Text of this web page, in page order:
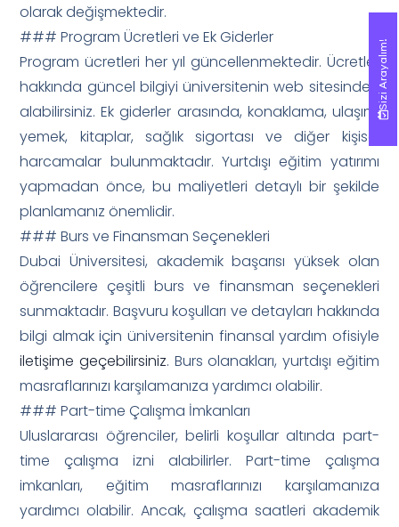
olarak değişmektedir.
### Program Ücretleri ve Ek Giderler
Program ücretleri her yıl güncellenmektedir. Ücretler
hakkında güncel bilgiyi üniversitenin web sitesinden
alabilirsiniz. Ek giderler arasında, konaklama, ulaşım,
yemek, kitaplar, sağlık sigortası ve diğer kişisel
harcamalar bulunmaktadır. Yurtdışı eğitim yatırımı
yapmadan önce, bu maliyetleri detaylı bir şekilde
planlamanız önemlidir.
### Burs ve Finansman Seçenekleri
Dubai Üniversitesi, akademik başarısı yüksek olan
öğrencilere çeşitli burs ve finansman seçenekleri
sunmaktadır. Başvuru koşulları ve detayları hakkında
bilgi almak için üniversitenin finansal yardım ofisiyle
iletişime geçebilirsiniz. Burs olanakları, yurtdışı eğitim
masraflarınızı karşılamanıza yardımcı olabilir.
### Part-time Çalışma İmkanları
Uluslararası öğrenciler, belirli koşullar altında part-
time çalışma izni alabilirler. Part-time çalışma
imkanları, eğitim masraflarınızı karşılamanıza
yardımcı olabilir. Ancak, çalışma saatleri akademik
Sizi Arayalım!
Sizi Arayalım!